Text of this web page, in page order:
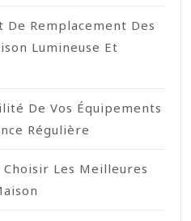
De Remplacement Des
Lumineuse Et
De Vos Équipements
Régulière
Les Meilleures